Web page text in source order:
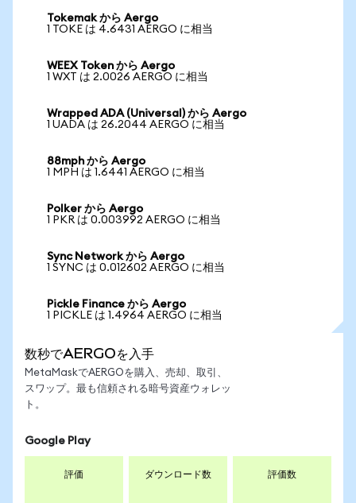
Tokemak から Aergo
1 TOKE は 4.6431 AERGO に相当
WEEX Token から Aergo
1 WXT は 2.0026 AERGO に相当
Wrapped ADA (Universal) から Aergo
1 UADA は 26.2044 AERGO に相当
88mph から Aergo
1 MPH は 1.6441 AERGO に相当
Polker から Aergo
1 PKR は 0.003992 AERGO に相当
Sync Network から Aergo
1 SYNC は 0.012602 AERGO に相当
Pickle Finance から Aergo
1 PICKLE は 1.4964 AERGO に相当
数秒でAERGOを入手
MetaMaskでAERGOを購入、売却、取引、
スワップ。最も信頼される暗号資産ウォレッ
ト。
Google Play
評価 ダウンロード数 評価数